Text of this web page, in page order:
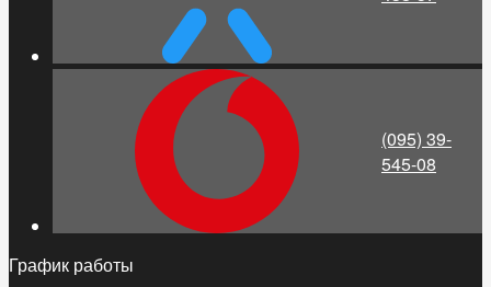
(095) 39-
545-08
График работы